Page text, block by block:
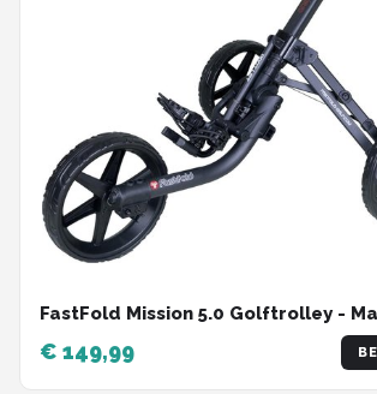
FastFold Mission 5.0 Golftrolley -
€ 149,99